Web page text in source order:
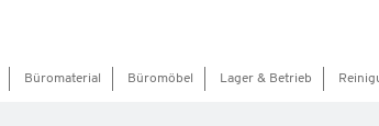
Büromaterial Büromöbel Lager & Betrieb